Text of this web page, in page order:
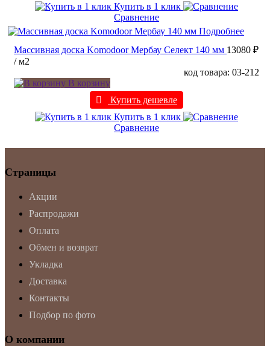
Купить в 1 клик
Сравнение
Подробнее
Массивная доска Komodoor Мербау Селект 140 мм 13080 ₽
/ м2
код товара: 03-212
В корзину
Купить дешевле
Купить в 1 клик
Сравнение
Страницы
Акции
Распродажи
Оплата
Обмен и возврат
Укладка
Доставка
Контакты
Подбор по фото
О компании